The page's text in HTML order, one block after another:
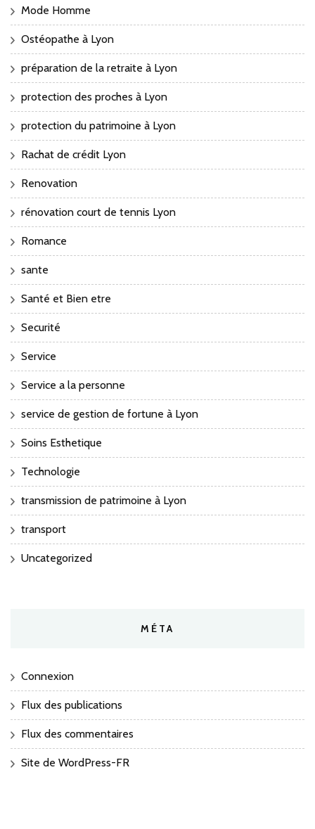
Mode Homme
Ostéopathe à Lyon
préparation de la retraite à Lyon
protection des proches à Lyon
protection du patrimoine à Lyon
Rachat de crédit Lyon
Renovation
rénovation court de tennis Lyon
Romance
sante
Santé et Bien etre
Securité
Service
Service a la personne
service de gestion de fortune à Lyon
Soins Esthetique
Technologie
transmission de patrimoine à Lyon
transport
Uncategorized
MÉTA
Connexion
Flux des publications
Flux des commentaires
Site de WordPress-FR